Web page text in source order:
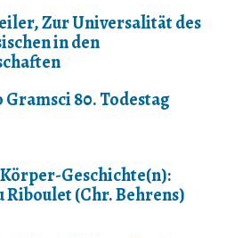
Zur Universalität des
in den
80. Todestag
Geschichte(n):
Riboulet (Chr. Behrens)